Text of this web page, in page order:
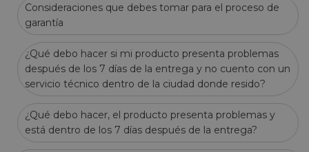
Consideraciones que debes tomar para el proceso de
garantía
¿Qué debo hacer si mi producto presenta problemas
después de los 7 días de la entrega y no cuento con un
servicio técnico dentro de la ciudad donde resido?
¿Qué debo hacer, el producto presenta problemas y
está dentro de los 7 días después de la entrega?